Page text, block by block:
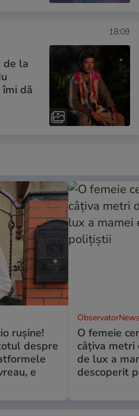
18:09
de la
îmi dă
rușine!
despre
e
O femeie
câţiva metri
de lux a
descoperit